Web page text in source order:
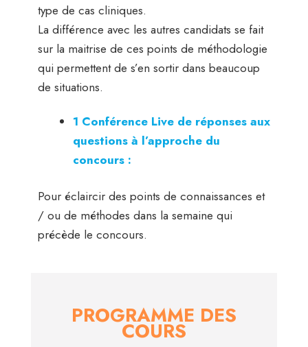
type de cas cliniques.
La différence avec les autres candidats se fait
sur la maitrise de ces points de méthodologie
qui permettent de s’en sortir dans beaucoup
de situations.
1 Conférence Live de réponses aux
questions à l’approche du
concours :
Pour éclaircir des points de connaissances et
/ ou de méthodes dans la semaine qui
précède le concours.
PROGRAMME DES
COURS